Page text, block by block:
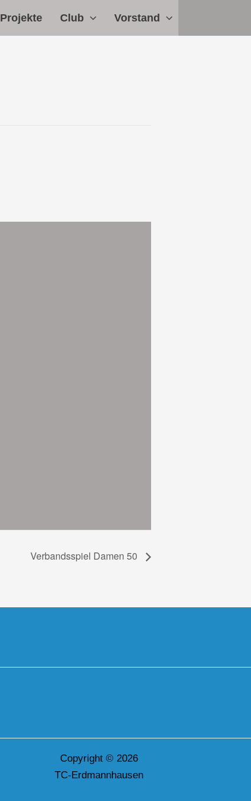
Projekte Club Vorstand
Verbandsspiel Damen 50
Copyright © 2026
TC-Erdmannhausen